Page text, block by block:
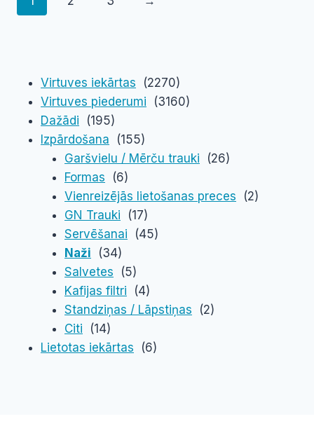
Virtuves iekārtas
(2270)
Virtuves piederumi
(3160)
Dažādi
(195)
Izpārdošana
(155)
Garšvielu / Mērču trauki
(26)
Formas
(6)
Vienreizējās lietošanas preces
(2)
GN Trauki
(17)
Servēšanai
(45)
Naži
(34)
Salvetes
(5)
Kafijas filtri
(4)
Standziņas / Lāpstiņas
(2)
Citi
(14)
Lietotas iekārtas
(6)